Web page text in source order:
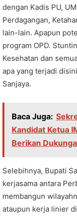
dengan Kadis PU,
Perdagangan,
lain-lain. Apapun
program OPD.
Kesehatan dan
apa yang terjadi
Sanjaya.
Baca Juga:
Kandidat Ketua
Berikan
Selebihnya, Bupati
kerjasama antara
membangun
ataupun kerja linier